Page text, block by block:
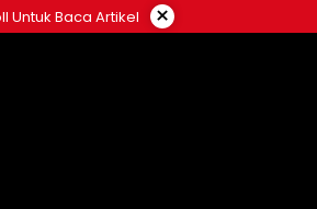
Untuk Baca Artikel ×